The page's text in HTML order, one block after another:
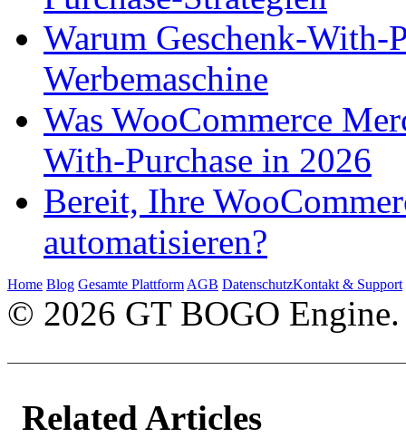
Warum Geschenk-With-
Werbemaschine
Was WooCommerce
With-Purchase in 2026
Bereit, Ihre
automatisieren?
Home Blog Gesamte Plattform AGB DatenschutzKontakt & Support
© 2026 GT BOGO
Related Articles